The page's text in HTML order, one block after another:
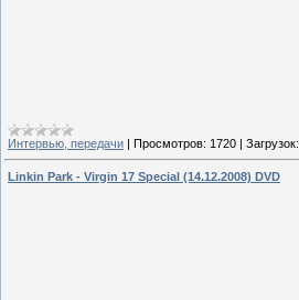
Интервью, передачи | Просмотров: 1720 | Загрузок:
Linkin Park - Virgin 17 Special (14.12.2008) DVD